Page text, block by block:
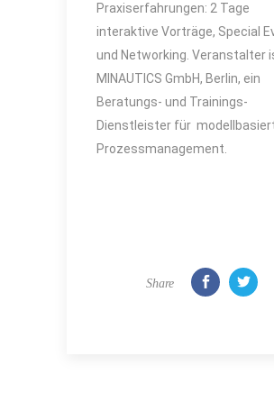
Praxiserfahrungen: 2 Tage
interaktive Vorträge, Special
und Networking. Veranstalter
MINAUTICS GmbH, Berlin, ein
Beratungs- und Trainings-
Dienstleister für
Prozessmanagement.
Share